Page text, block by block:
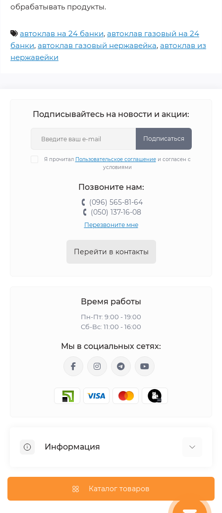
обрабатывать продукты.
автоклав на 24 банки, автоклав газовый на 24
банки, автоклав газовый нержавейка, автоклав из
нержавейки
Подписывайтесь на новости и акции:
Подписаться
Я прочитал Пользовательское соглашениеи согласен с
условиями
Позвоните нам:
(096) 565-81-64
(050) 137-16-08
Перезвоните мне
Перейти в контакты
Время работы
Пн-Пт: 9:00 - 19:00
Сб-Вс: 11:00 - 16:00
Мы в социальных сетях:
Информация
О магазине
Каталог товаров